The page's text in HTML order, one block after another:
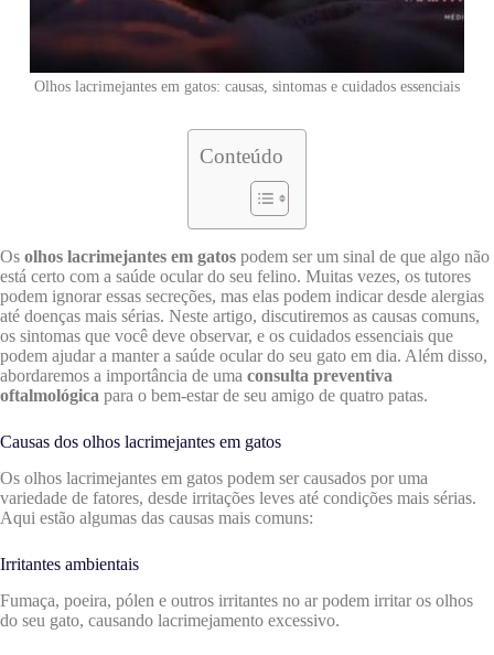
Olhos lacrimejantes em gatos: causas, sintomas e cuidados essenciais
Conteúdo
Os olhos lacrimejantes em gatos podem ser um sinal de que algo não
está certo com a saúde ocular do seu felino. Muitas vezes, os tutores
podem ignorar essas secreções, mas elas podem indicar desde alergias
até doenças mais sérias. Neste artigo, discutiremos as causas comuns,
os sintomas que você deve observar, e os cuidados essenciais que
podem ajudar a manter a saúde ocular do seu gato em dia. Além disso,
abordaremos a importância de uma consulta preventiva
oftalmológica para o bem-estar de seu amigo de quatro patas.
Causas dos olhos lacrimejantes em gatos
Os olhos lacrimejantes em gatos podem ser causados por uma
variedade de fatores, desde irritações leves até condições mais sérias.
Aqui estão algumas das causas mais comuns:
Irritantes ambientais
Fumaça, poeira, pólen e outros irritantes no ar podem irritar os olhos
do seu gato, causando lacrimejamento excessivo.